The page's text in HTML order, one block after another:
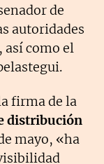
de
autoridades
como el
firma de la
distribución
mayo, «ha